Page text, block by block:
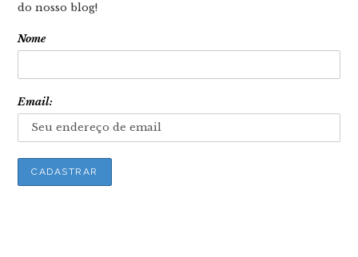
do nosso blog!
Nome
Email: